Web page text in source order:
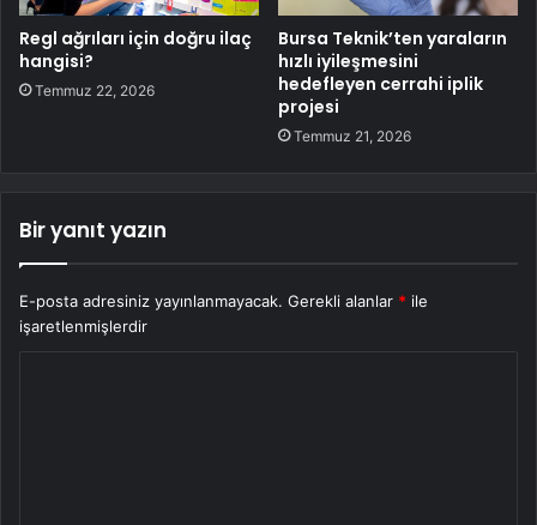
Regl ağrıları için doğru ilaç
hangisi?
Temmuz 22, 2026
Bursa Teknik’ten yaraların
hızlı iyileşmesini
hedefleyen cerrahi iplik
projesi
Temmuz 21, 2026
Bir yanıt yazın
E-posta adresiniz yayınlanmayacak. Gerekli alanlar * ile
işaretlenmişlerdir